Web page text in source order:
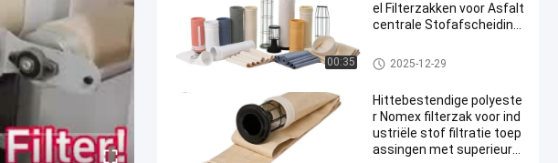
00:35
el Filterzakken voor Asfalt
centrale Stofafscheiding
Hittebestendigheid
De zak van de polyesterfilter
2025-12-29
Hittebestendige polyeste
r Nomex filterzak voor ind
ustriële stof filtratie toep
assingen met superieure